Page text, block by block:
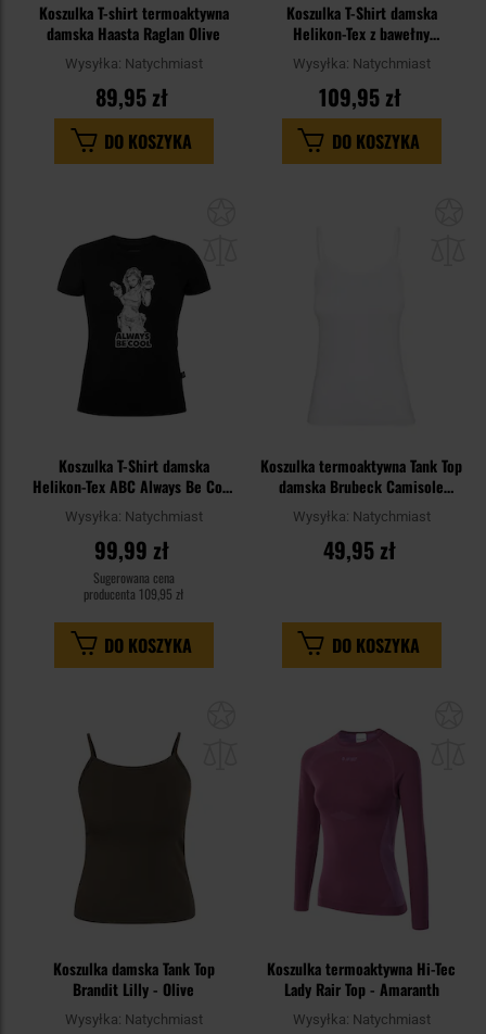
Koszulka T-shirt termoaktywna
damska Haasta Raglan Olive
Wysyłka: Natychmiast
89,95 zł
DO KOSZYKA
Koszulka T-Shirt damska
Helikon-Tex z bawełny
organicznej Slim - wz.93 Pantera
PL Woodland
Wysyłka: Natychmiast
109,95 zł
DO KOSZYKA
Koszulka T-Shirt damska
Helikon-Tex ABC Always Be Cool
- Black
Wysyłka: Natychmiast
99,99 zł
Sugerowana cena
producenta 109,95 zł
DO KOSZYKA
Koszulka termoaktywna Tank Top
damska Brubeck Camisole
Comfort Cotton - White
Wysyłka: Natychmiast
49,95 zł
DO KOSZYKA
schowka
Koszulka damska Tank Top
Brandit Lilly - Olive
Wysyłka: Natychmiast
Koszulka termoaktywna Hi-Tec
Lady Rair Top - Amaranth
Wysyłka: Natychmiast